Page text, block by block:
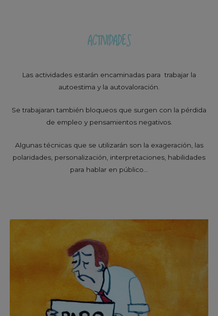
ACTIVIDADES
Las actividades estarán encaminadas para trabajar la
autoestima y la autovaloración.
Se trabajaran también bloqueos que surgen con la pérdida
de empleo y pensamientos negativos.
Algunas técnicas que se utilizarán son la exageración, las
polaridades, personalización, interpretaciones, habilidades
para hablar en público…